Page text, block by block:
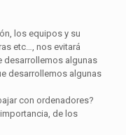
los equipos y su
etc…, nos evitará
desarrollemos algunas
desarrollemos algunas
con ordenadores?
de los